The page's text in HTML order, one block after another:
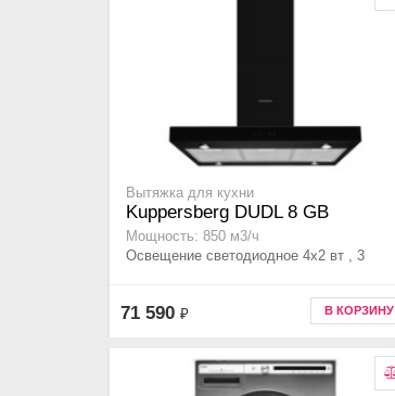
Вытяжка для кухни
Kuppersberg DUDL 8 GB
Мощность: 850 м3/ч
Освещение светодиодное 4х2 вт , 3
71 590 ₽ В КОРЗИНУ